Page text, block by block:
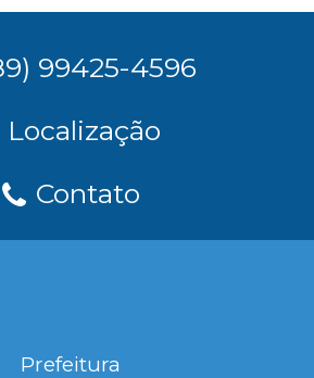
99425-4596
Localização
Contato
Prefeitura